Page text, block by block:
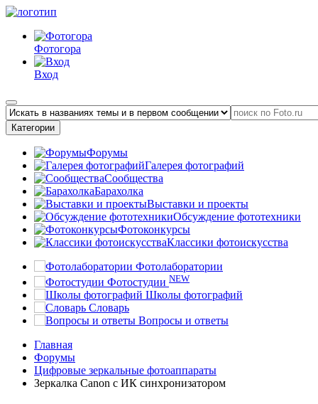
Фотогора
Вход
Категории
Форумы
Галерея фотографий
Сообщества
Барахолка
Выставки и проекты
Обсуждение фототехники
Фотоконкурсы
Классики фотоискусства
Фотолаборатории
Фотостудии NEW
Школы фотографий
Словарь
Вопросы и ответы
Главная
Форумы
Цифровые зеркальные фотоаппараты
Зеркалка Canon с ИК синхронизатором